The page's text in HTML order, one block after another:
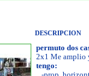
DESCRIPCION
permuto dos
2x1 Me amplio
tengo: